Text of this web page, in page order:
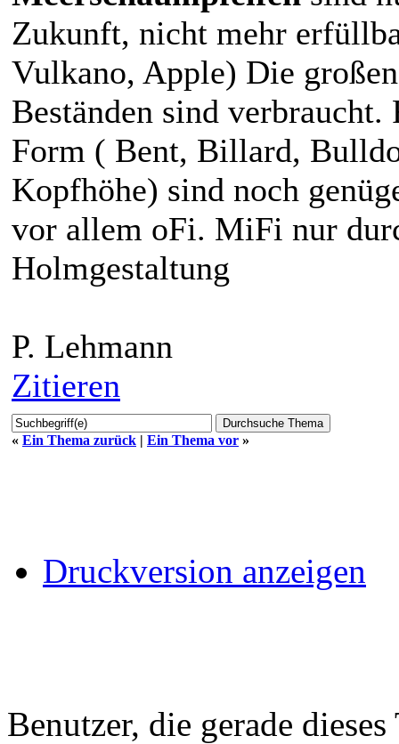
Zukunft, nicht mehr
Vulkano, Apple) Die
Beständen sind
Form ( Bent, Billard,
Kopfhöhe) sind noch
vor allem oFi. MiFi nur
Holmgestaltung
P. Lehmann
Zitieren
« Ein Thema zurück | Ein Thema vor »
Druckversion anzeigen
Benutzer, die gerade